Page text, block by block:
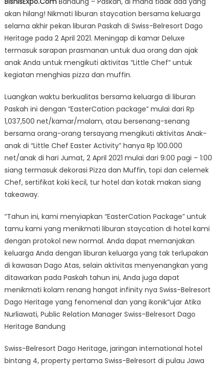
Belresort
Dago
Siapkan
Paket
Liburan
Paskah
akan hilang! Nikmati liburan staycation bersama keluarga
selama akhir pekan liburan Paskah di Swiss-Belresort Dago
Heritage pada 2 April 2021. Meningap di kamar Deluxe
termasuk sarapan prasmanan untuk dua orang dan ajak
anak Anda untuk mengikuti aktivitas “Little Chef” untuk
kegiatan menghias pizza dan muffin.
Luangkan waktu berkualitas bersama keluarga di liburan
Paskah ini dengan “EasterCation package” mulai dari Rp
1,037,500 net/kamar/malam, atau bersenang-senang
bersama orang-orang tersayang mengikuti aktivitas Anak-
anak di “Little Chef Easter Activity” hanya Rp 100.000
net/anak di hari Jumat, 2 April 2021 mulai dari 9:00 pagi – 1:00
siang termasuk dekorasi Pizza dan Muffin, topi dan celemek
Chef, sertifikat koki kecil, tur hotel dan kotak makan siang
takeaway.
“Tahun ini, kami menyiapkan “EasterCation Package” untuk
tamu kami yang menikmati liburan staycation di hotel kami
dengan protokol new normal. Anda dapat memanjakan
keluarga Anda dengan liburan keluarga yang tak terlupakan
di kawasan Dago Atas, selain aktivitas menyenangkan yang
ditawarkan pada Paskah tahun ini, Anda juga dapat
menikmati kolam renang hangat infinity nya Swiss-Belresort
Dago Heritage yang fenomenal dan yang ikonik”ujar Atika
Nurliawati, Public Relation Manager Swiss-Belresort Dago
Heritage Bandung
Swiss-Belresort Dago Heritage, jaringan international hotel
bintang 4, property pertama Swiss-Belresort di pulau Jawa